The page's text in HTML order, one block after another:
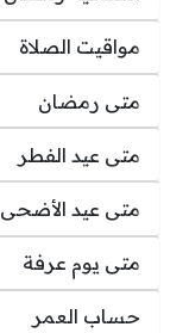
مواقيت الصلاة
متى رمضان
متى عيد الفطر
متى عيد الأضحى
متى يوم عرفة
حساب العمر